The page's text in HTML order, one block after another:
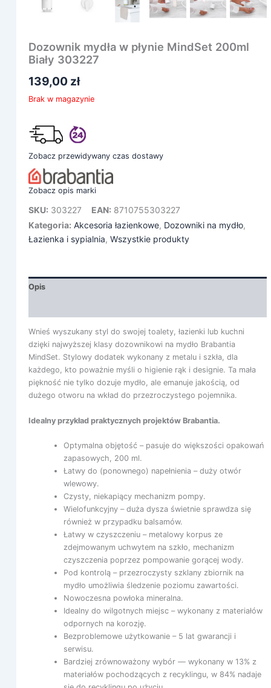
Dozownik mydła w płynie MindSet 200ml
Biały 303227
139,00 zł
Brak w magazynie
Zobacz przewidywany czas dostawy
Zobacz opis marki
SKU: 303227 EAN: 8710755303227
Kategoria: Akcesoria łazienkowe, Dozowniki na mydło,
Łazienka i sypialnia, Wszystkie produkty
Opis
Wnieś wyszukany styl do swojej toalety, łazienki lub kuchni
dzięki najwyższej klasy dozownikowi na mydło Brabantia
MindSet. Stylowy dodatek wykonany z metalu i szkła, dla
każdego, kto poważnie myśli o higienie rąk i designie. Ta mała
piękność nie tylko dozuje mydło, ale emanuje jakością, od
dużego otworu na wkład do przezroczystego pojemnika.
Idealny przykład praktycznych projektów Brabantia.
Optymalna objętość – pasuje do większości opakowań
zapasowych, 200 ml.
Łatwy do (ponownego) napełnienia – duży otwór
wlewowy.
Czysty, niekapiący mechanizm pompy.
Wielofunkcyjny – duża dysza świetnie sprawdza się
również w przypadku balsamów.
Łatwy w czyszczeniu – metalowy korpus ze
zdejmowanym uchwytem na szkło, mechanizm
czyszczenia poprzez pompowanie gorącej wody.
Pod kontrolą – przezroczysty szklany zbiornik na
mydło umożliwia śledzenie poziomu zawartości.
Nowoczesna powłoka mineralna.
Idealny do wilgotnych miejsc – wykonany z materiałów
odpornych na korozję.
Bezproblemowe użytkowanie – 5 lat gwarancji i
serwisu.
Bardziej zrównoważony wybór — wykonany w 13% z
materiałów pochodzących z recyklingu, w 84% nadaje